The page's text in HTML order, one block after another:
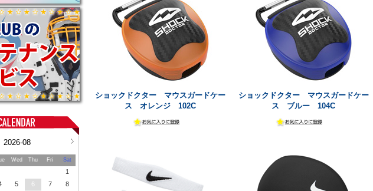
2026-08
Wed Thu Fri Sat
1
5 6 7
8
ショックドクター マウスガードケー
ス オレンジ 102C
ショックドクター マウスガードケー
ス ブルー 104C